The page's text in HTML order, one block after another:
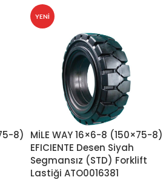
8)
YENI
MİLE WAY 16×6-8 (150×75-8)
EFICIENTE Desen Siyah
Segmansız (STD) Forklift
Lastiği ATO0016381